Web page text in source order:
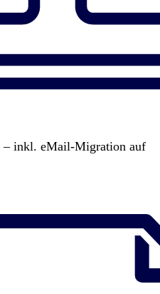
– inkl. eMail-Migration auf